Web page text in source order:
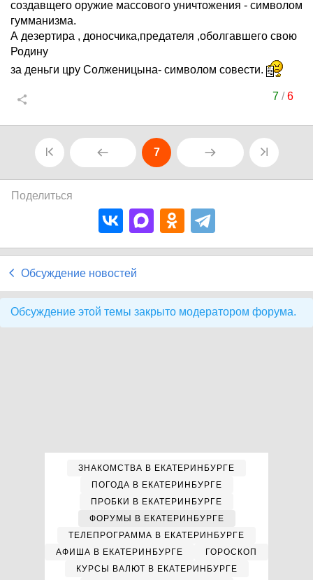
создавщего оружие массового уничтожения - символом
гумманизма.
А дезертира , доносчика,предателя ,оболгавшего свою
Родину
за деньги цру Солженицына- символом совести.
7/6
7
Поделиться
Обсуждение новостей
Обсуждение этой темы закрыто модератором форума.
ЗНАКОМСТВА В ЕКАТЕРИНБУРГЕ
ПОГОДА В ЕКАТЕРИНБУРГЕ
ПРОБКИ В ЕКАТЕРИНБУРГЕ
ФОРУМЫ В ЕКАТЕРИНБУРГЕ
ТЕЛЕПРОГРАММА В ЕКАТЕРИНБУРГЕ
АФИША В ЕКАТЕРИНБУРГЕ
ГОРОСКОП
КУРСЫ ВАЛЮТ В ЕКАТЕРИНБУРГЕ